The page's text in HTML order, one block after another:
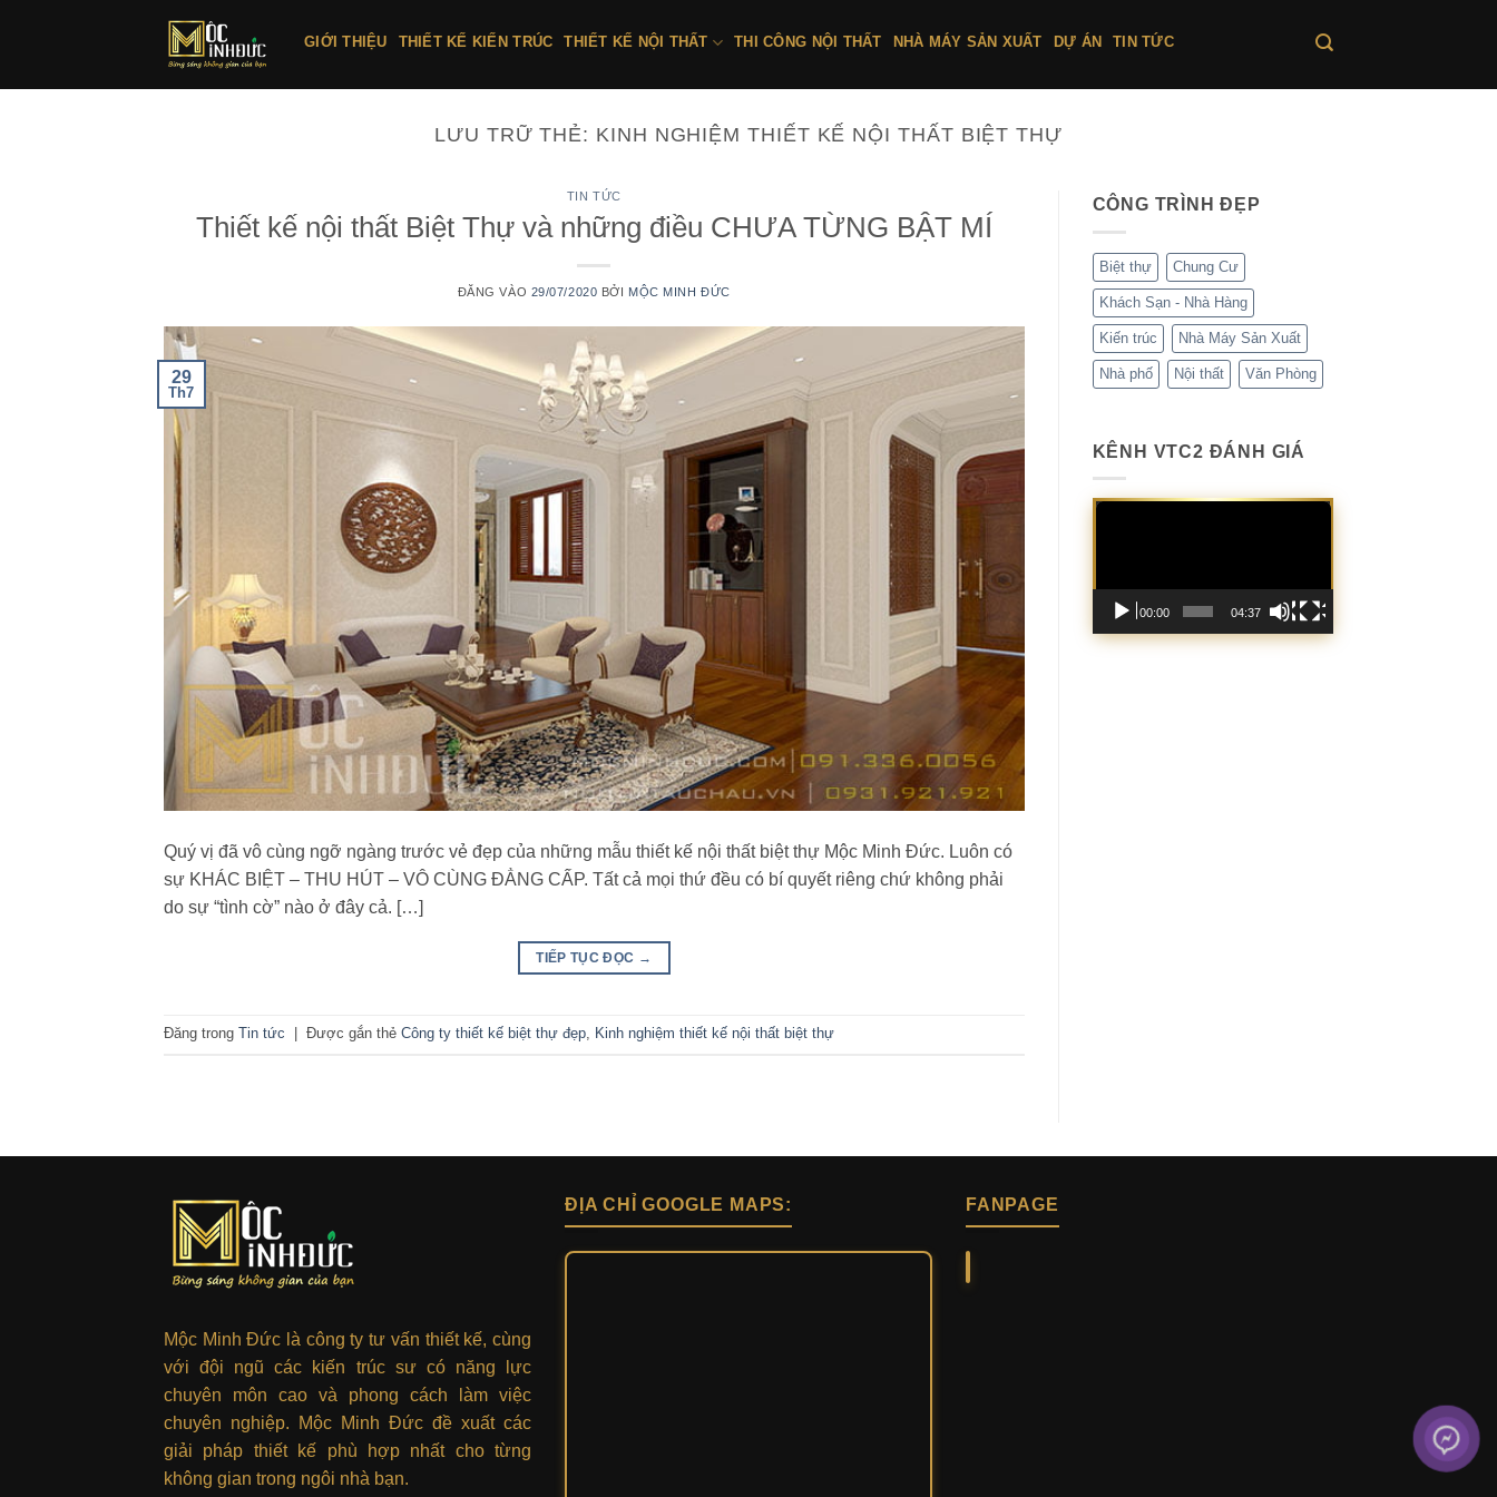
GIỚI THIỆU THIẾT KẾ KIẾN TRÚC THIẾT KẾ NỘI THẤT THI CÔNG NỘI THẤT NHÀ MÁY SẢN XUẤT DỰ ÁN TIN TỨC
LƯU TRỮ THẺ: KINH NGHIỆM THIẾT KẾ NỘI THẤT BIỆT THỰ
TIN TỨC
Thiết kế nội thất Biệt Thự và những điều CHƯA TỪNG BẬT MÍ
ĐĂNG VÀO 29/07/2020 BỞI MỘC MINH ĐỨC
29
Th7
Quý vị đã vô cùng ngỡ ngàng trước vẻ đẹp của những mẫu thiết kế nội thất biệt thự Mộc Minh Đức. Luôn có
sự KHÁC BIỆT – THU HÚT – VÔ CÙNG ĐẲNG CẤP. Tất cả mọi thứ đều có bí quyết riêng chứ không phải
do sự “tình cờ” nào ở đây cả. […]
TIẾP TỤC ĐỌC →
Đăng trong Tin tức Được gắn thẻ Công ty thiết kế biệt thự đẹp Kinh nghiệm thiết kế nội thất biệt thự
CÔNG TRÌNH ĐẸP
Biệt thự Chung Cư
Khách Sạn - Nhà Hàng
Kiến trúc Nhà Máy Sản Xuất
Nhà phố Nội thất Văn Phòng
KÊNH VTC2 ĐÁNH GIÁ
Trình
00:00 04:37
Mộc Minh Đức là công ty tư vấn thiết kế, cùng
với đội ngũ các kiến trúc sư có năng lực
chuyên môn cao và phong cách làm việc
chuyên nghiệp. Mộc Minh Đức đề xuất các
giải pháp thiết kế phù hợp nhất cho từng
không gian trong ngôi nhà bạn.
ĐỊA CHỈ GOOGLE MAPS: FANPAGE